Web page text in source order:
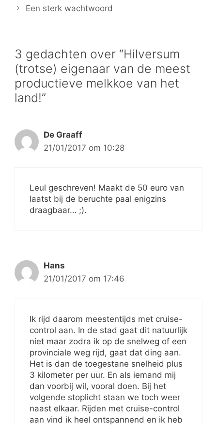
Een sterk wachtwoord
3 gedachten over “Hilversum
(trotse) eigenaar van de meest
productieve melkkoe van het
land!”
De Graaff
21/01/2017 om 10:28
Leul geschreven! Maakt de 50 euro van
laatst bij de beruchte paal enigzins
draagbaar… ;).
Hans
21/01/2017 om 17:46
Ik rijd daarom meestentijds met cruise-
control aan. In de stad gaat dit natuurlijk
niet maar zodra ik op de snelweg of een
provinciale weg rijd, gaat dat ding aan.
Het is dan de toegestane snelheid plus
3 kilometer per uur. En als iemand mij
dan voorbij wil, vooral doen. Bij het
volgende stoplicht staan we toch weer
naast elkaar. Rijden met cruise-control
aan vind ik heel ontspannend en ik heb